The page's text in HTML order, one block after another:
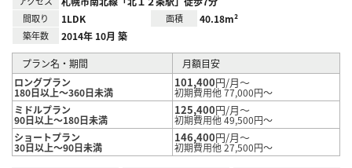
間取り 1LDK 面積 40.18m²
築年数 2014年 10月 築
プラン名・期間
月額目安
ロングプラン
180日以上～360日未満
101,400円/月～
初期費用他 77,000円～
ミドルプラン
90日以上～180日未満
125,400円/月～
初期費用他 49,500円～
ショートプラン
30日以上～90日未満
146,400円/月～
初期費用他 27,500円～